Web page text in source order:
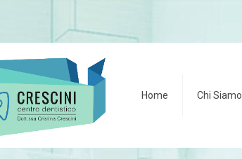
Home Chi Siamo